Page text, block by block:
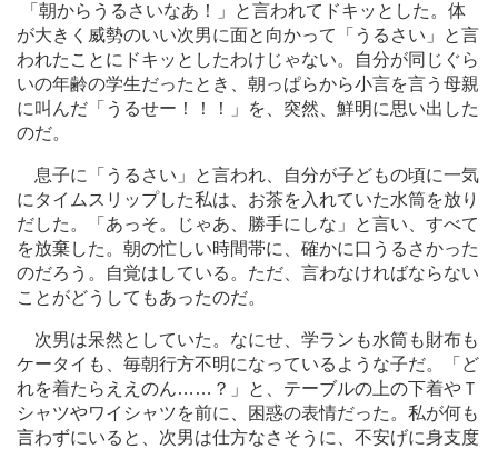
「朝からうるさいなあ！」と言われてドキッとした。体
が大きく威勢のいい次男に面と向かって「うるさい」と言
われたことにドキッとしたわけじゃない。自分が同じぐら
いの年齢の学生だったとき、朝っぱらから小言を言う母親
に叫んだ「うるせー！！！」を、突然、鮮明に思い出した
のだ。
息子に「うるさい」と言われ、自分が子どもの頃に一気
にタイムスリップした私は、お茶を入れていた水筒を放り
だした。「あっそ。じゃあ、勝手にしな」と言い、すべて
を放棄した。朝の忙しい時間帯に、確かに口うるさかった
のだろう。自覚はしている。ただ、言わなければならない
ことがどうしてもあったのだ。
次男は呆然としていた。なにせ、学ランも水筒も財布も
ケータイも、毎朝行方不明になっているような子だ。「ど
れを着たらええのん… …？」と、テーブルの上の下着やＴ
シャツやワイシャツを前に、困惑の表情だった。私が何も
言わずにいると、次男は仕方なさそうに、不安げに身支度